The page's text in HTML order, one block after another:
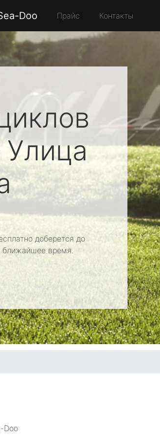
Doo Прайс Контакты
доберется до
ближайшее время.